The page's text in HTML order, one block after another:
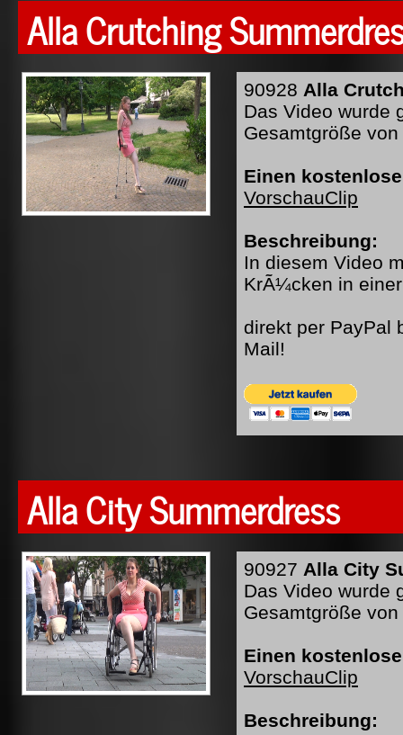
Alla Crutching
90928 Alla
Das Video wurde
Gesamtgröße
Einen
VorschauClip
Beschreibung:
In diesem Video
KrÃ¼cken in
direkt per PayPal
Mail!
Alla City Summerdress
90927 Alla City
Das Video wurde
Gesamtgröße von
Einen
VorschauClip
Beschreibung: